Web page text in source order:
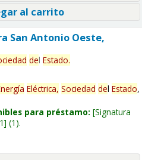
al carrito
San Antonio Oeste,
del Estado.
Eléctrica, Sociedad del Estado,
para préstamo: Signatura
(1).